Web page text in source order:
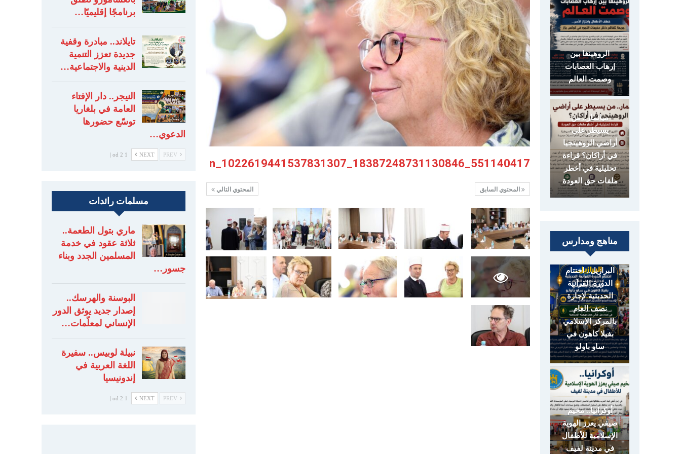
551140417_18387248731130846_1022619441537831307_n
المحتوي التالي المحتوي السابق
برنامجًا إقليميًا…
تايلاند.. مبادرة وقفية
جديدة تعزز التنمية
الدينية والاجتماعية…
النيجر.. دار الإفتاء
العامة في بلغاريا
توسّع حضورها
الدعوي…
NEXT
1 od 2 |
مسلمات رائدات
ماري بتول الطعمة..
ثلاثة عقود في خدمة
المسلمين الجدد وبناء
جسور…
البوسنة والهرسك..
إصدار جديد يوثق الدور
الإنساني لمعلّمات…
نبيلة لوبيس.. سفيرة
اللغة العربية في
إندونيسيا
NEXT
1 od 2 |
الروهينغا بين
إرهاب العصابات
وصمت العالم
ميانمار.. من
يسيطر على
أراضي الروهينجيا
في أراكان؟ قراءة
تحليلية في أخطر
ملفات حق العودة
مناهج ومدارس
البرازيل.. اختتام
الدورة القرآنية
الحديثية لإجازة
نصف العام
بالمركز الإسلامي
بفيلا كاهون في
ساو باولو
أوكرانيا.. مخيم
صيفي يعزز الهوية
الإسلامية للأطفال
في مدينة لفيف